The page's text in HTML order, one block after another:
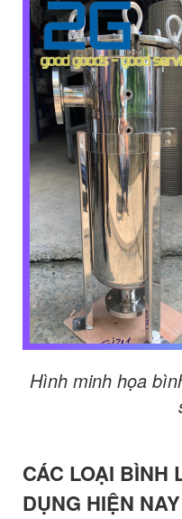
Hình minh họa
CÁC LOẠI BÌNH
DỤNG HIỆN NAY